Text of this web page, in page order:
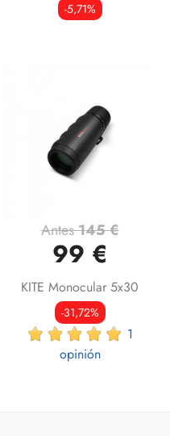
-5,71%
Antes145 €
99 €
KITE Monocular 5x30
-31,72%
1
opinión